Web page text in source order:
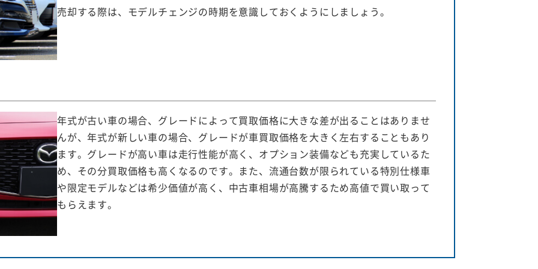
売却する際は、モデルチェンジの時期を意識しておくようにしましょう。
年式が古い車の場合、グレードによって買取価格に大きな差が出ることはありませ
んが、年式が新しい車の場合、グレードが車買取価格を大きく左右することもあり
ます。グレードが高い車は走行性能が高く、オプション装備なども充実しているた
め、その分買取価格も高くなるのです。また、流通台数が限られている特別仕様車
や限定モデルなどは希少価値が高く、中古車相場が高騰するため高値で買い取って
もらえます。